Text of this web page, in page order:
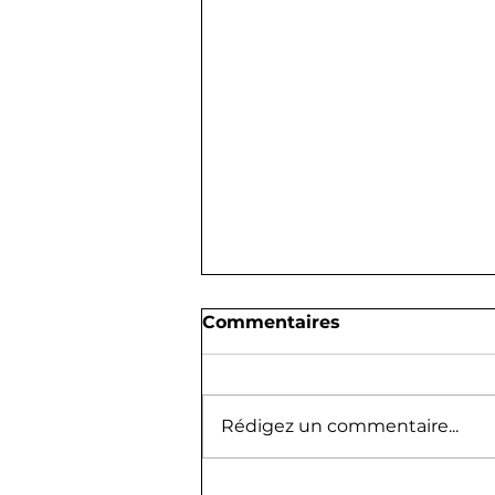
Commentaires
Rédigez un commentaire...